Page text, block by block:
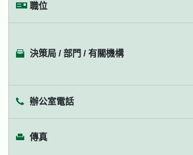
職位
決策局 / 部門 / 有關機構
辦公室電話
傳真